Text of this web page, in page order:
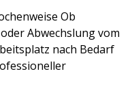
Ob
Abwechslung vom
nach Bedarf